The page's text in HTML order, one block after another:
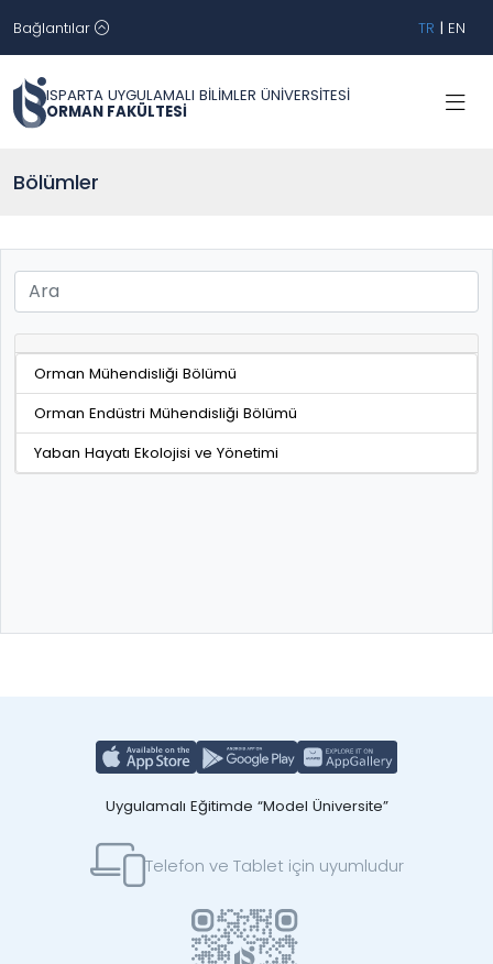
Bağlantılar TR | EN
ISPARTA UYGULAMALI BİLİMLER ÜNİVERSİTESİ
ORMAN FAKÜLTESİ
Bölümler
Orman Mühendisliği Bölümü
Orman Endüstri Mühendisliği Bölümü
Yaban Hayatı Ekolojisi ve Yönetimi
Uygulamalı Eğitimde “Model Üniversite”
Telefon ve Tablet için uyumludur